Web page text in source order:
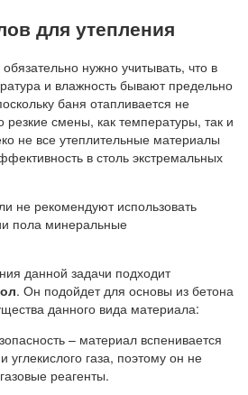
для утепления
нужно учитывать, что в
и влажность бывают предельно
баня отапливается не
смены, как температуры, так и
не все утеплительные материалы
в столь экстремальных
не рекомендуют использовать
пола минеральные
данной задачи подходит
. Он подойдет для основы из бетона
данного вида материала:
– материал вспенивается
углекислого газа, поэтому он не
реагенты.